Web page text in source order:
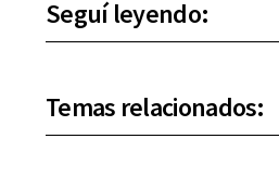
Seguí leyendo:
Temas relacionados: